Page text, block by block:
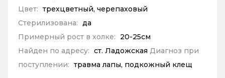
Цвет: трехцветный, черепаховый
Стерилизована: да
Примерный рост в холке:
20-25см
Найден по адресу: ст. Ладожская Диагноз при
поступлении: травма лапы, подкожный клещ